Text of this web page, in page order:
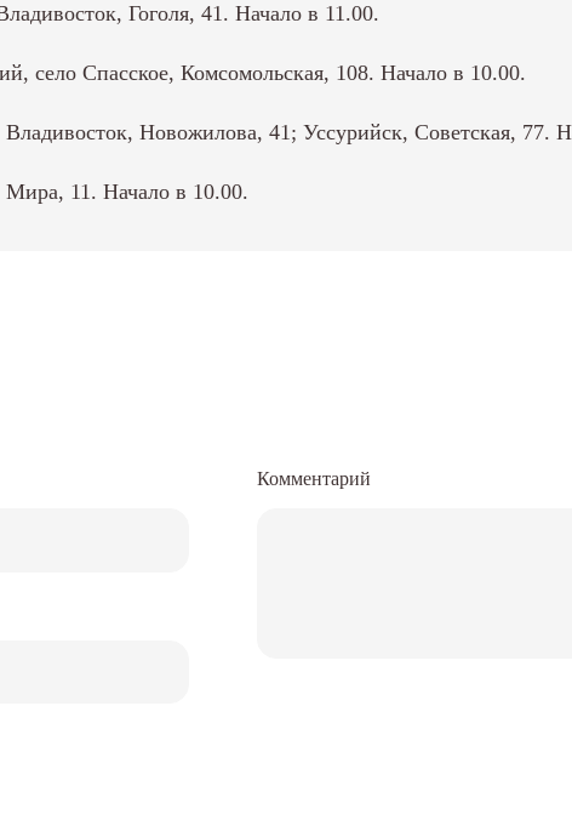
Гоголя, 41. Начало в 11.00.
село Спасское, Комсомольская, 108. Начало в 10.00.
Новожилова, 41; Уссурийск, Советская, 77.
11. Начало в 10.00.
Комментарий